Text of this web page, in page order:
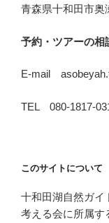
青森県十和田市奥
予約・ツアーの相
E-mail
TEL 080-1817-
このサイトについて
十和田湖自然ガイ
考える会に所属す